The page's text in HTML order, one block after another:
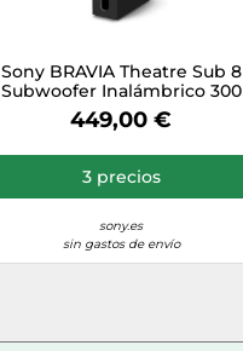
Sony BRAVIA Theatre Sub 8
Subwoofer Inalámbrico 300
W para Barra de Sonido y
Home Cinema, Compatible
A8000, A7100, SA-SW8,
Modelo 2026
449,00 €
3 precios
sony.es
sin gastos de envío